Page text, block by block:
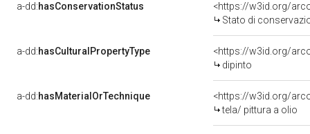
a-dd:hasConservationStatus
Stato di
a-dd:hasCulturalPropertyType
dipinto
a-dd:hasMaterialOrTechnique
<https://w3id.org/
tela/ pittura a olio